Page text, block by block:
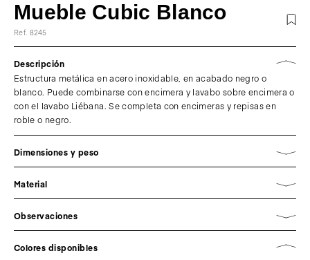
Mueble Cubic Blanco
Ref. 8245
Descripción
Estructura metálica en acero inoxidable, en acabado negro o
blanco. Puede combinarse con encimera y lavabo sobre encimera o
con el lavabo Liébana. Se completa con encimeras y repisas en
roble o negro.
Dimensiones y peso
Material
Observaciones
Colores disponibles